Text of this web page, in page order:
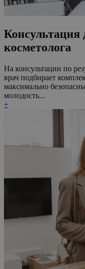
Консультация
косметолога
На консультации по
врач подбирает
максимально
молодость...
+